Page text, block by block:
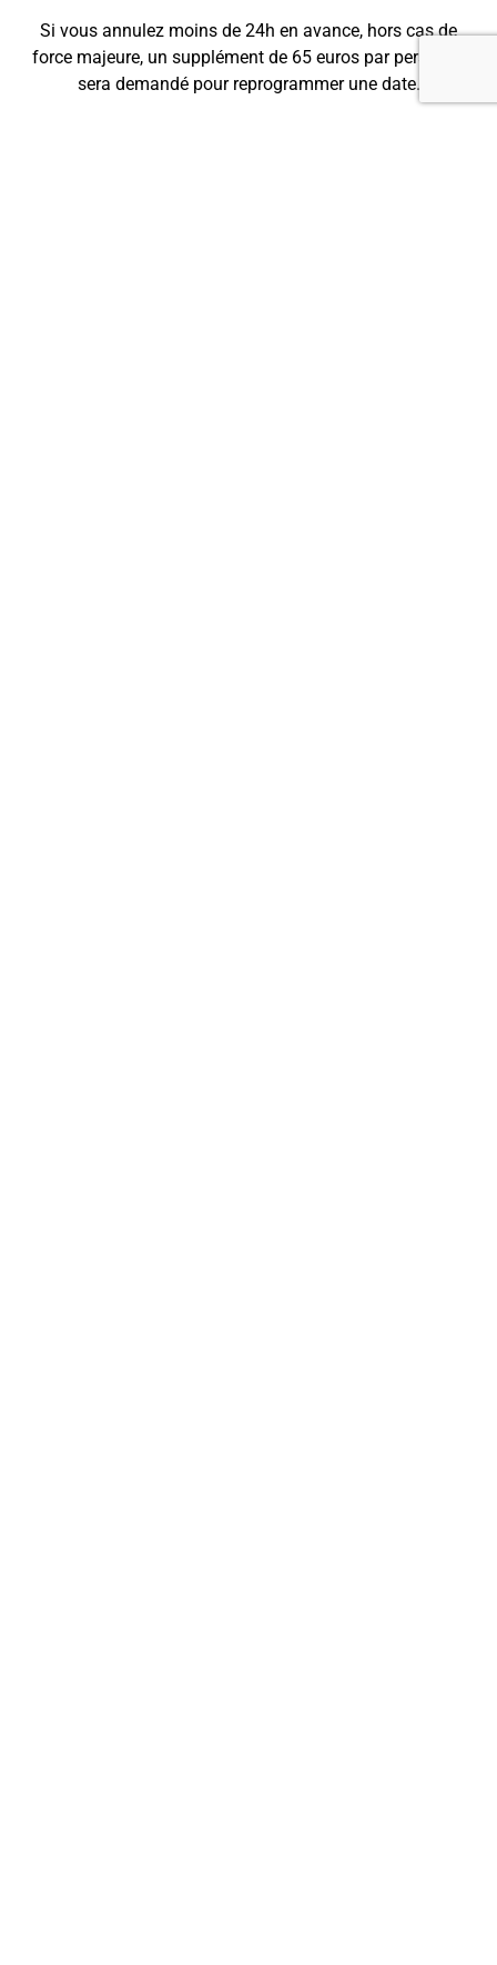
Si vous annulez moins de 24h en avance, hors cas de
force majeure, un supplément de 65 euros par personne
sera demandé pour reprogrammer une date.